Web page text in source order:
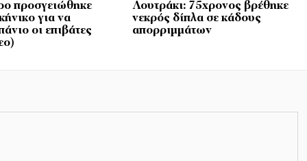
προσγειώθηκε
για να
οι επιβάτες
Λουτράκι: 75χρονος βρέθηκε
νεκρός δίπλα σε κάδους
απορριμμάτων